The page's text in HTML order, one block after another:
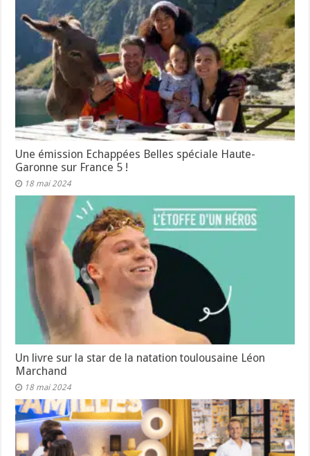
Une émission Echappées Belles spéciale Haute-
Garonne sur France 5 !
18 mai 2024
Un livre sur la star de la natation toulousaine Léon
Marchand
18 mai 2024